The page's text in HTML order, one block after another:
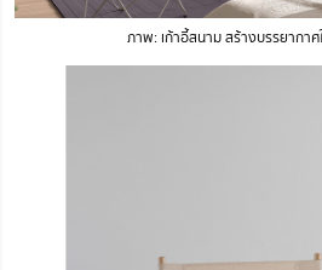
ภาพ: เก้าอี้สนาม สร้างบรรยากา